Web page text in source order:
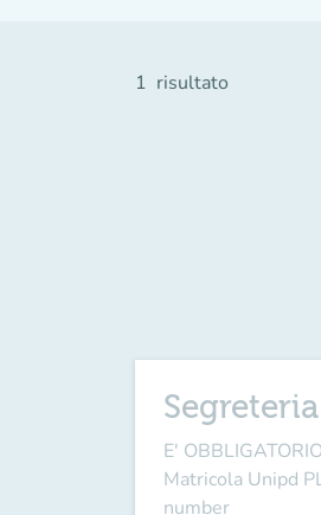
1 risultato
E'
Matricola Unipd
number